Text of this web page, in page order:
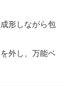
形しながら包
外し、万能ベ